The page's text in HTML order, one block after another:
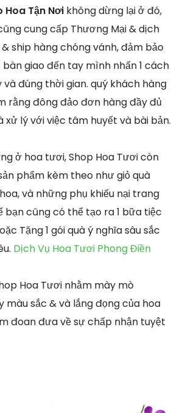
Hoa Tận Nơi không dừng lại ở đó,
cung cấp Thương Mại & dịch
ship hàng chóng vánh, đảm bảo
giao đến tay mình nhấn 1 cách
đúng thời gian. quý khách hàng
rằng đông đảo đơn hàng đầy đủ
xử lý với việc tâm huyết và bài bản.
ở hoa tươi, Shop Hoa Tươi còn
phẩm kèm theo như giỏ quà
và những phụ khiếu nại trang
bạn cũng có thể tạo ra 1 bữa tiệc
Tặng 1 gói quà ý nghĩa sâu sắc
Dịch Vụ Hoa Tươi Phong Điền
Hoa Tươi nhằm mày mò
màu sắc & và lắng đọng của hoa
đoan đưa về sự chấp nhận tuyệt